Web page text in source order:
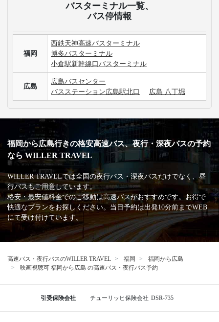
バスターミナル一覧、
バス停情報
福岡
西鉄天神高速バスターミナル
博多バスターミナル
小倉駅新幹線口バスターミナル
広島
広島バスセンター
バスステーション広島駅北口
広島 八丁堀
福岡から広島行きの格安高速バス、夜行・深夜バスの予約
なら WILLER TRAVEL
WILLER TRAVELでは全国の夜行バス・深夜バスだけでなく、昼
行バスもご用意しています。
格安・最安値料金でのご移動は高速バスがおすすめです。お得で
快適なプランをお探しください。当日予約は出発10分前までWEB
にて受け付けています。
高速バス・夜行バスのWILLER TRAVEL 福岡
福岡から広島
映画視聴可 福岡から広島 の高速バス・夜行バス予約
引受保険会社 チューリッヒ保険会社 DSR-735